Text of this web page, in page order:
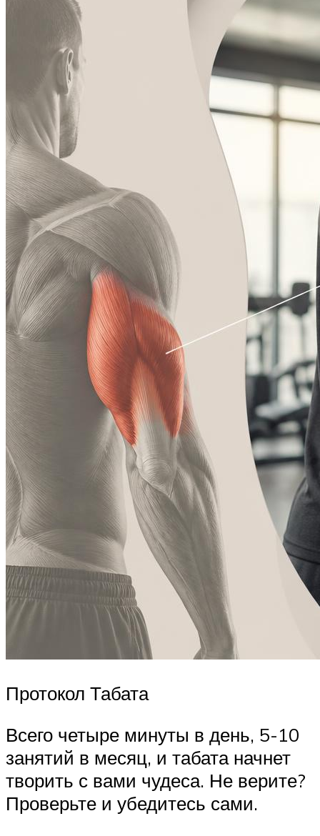
Протокол Табата
Всего четыре минуты в день, 5-10
занятий в месяц, и табата начнет
творить с вами чудеса. Не верите?
Проверьте и убедитесь сами.